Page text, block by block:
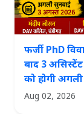
फर्जी PhD
बाद 3
को होगी
Aug 02, 2026